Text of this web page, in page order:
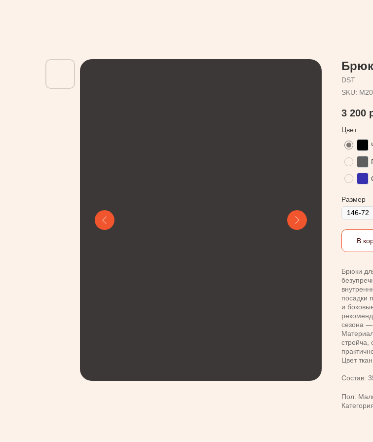
DST
SKU:
3 200
Цвет
Размер
В
Брюки
посадки
и
сезона —
стрейча,
Цвет
Состав:
Пол: